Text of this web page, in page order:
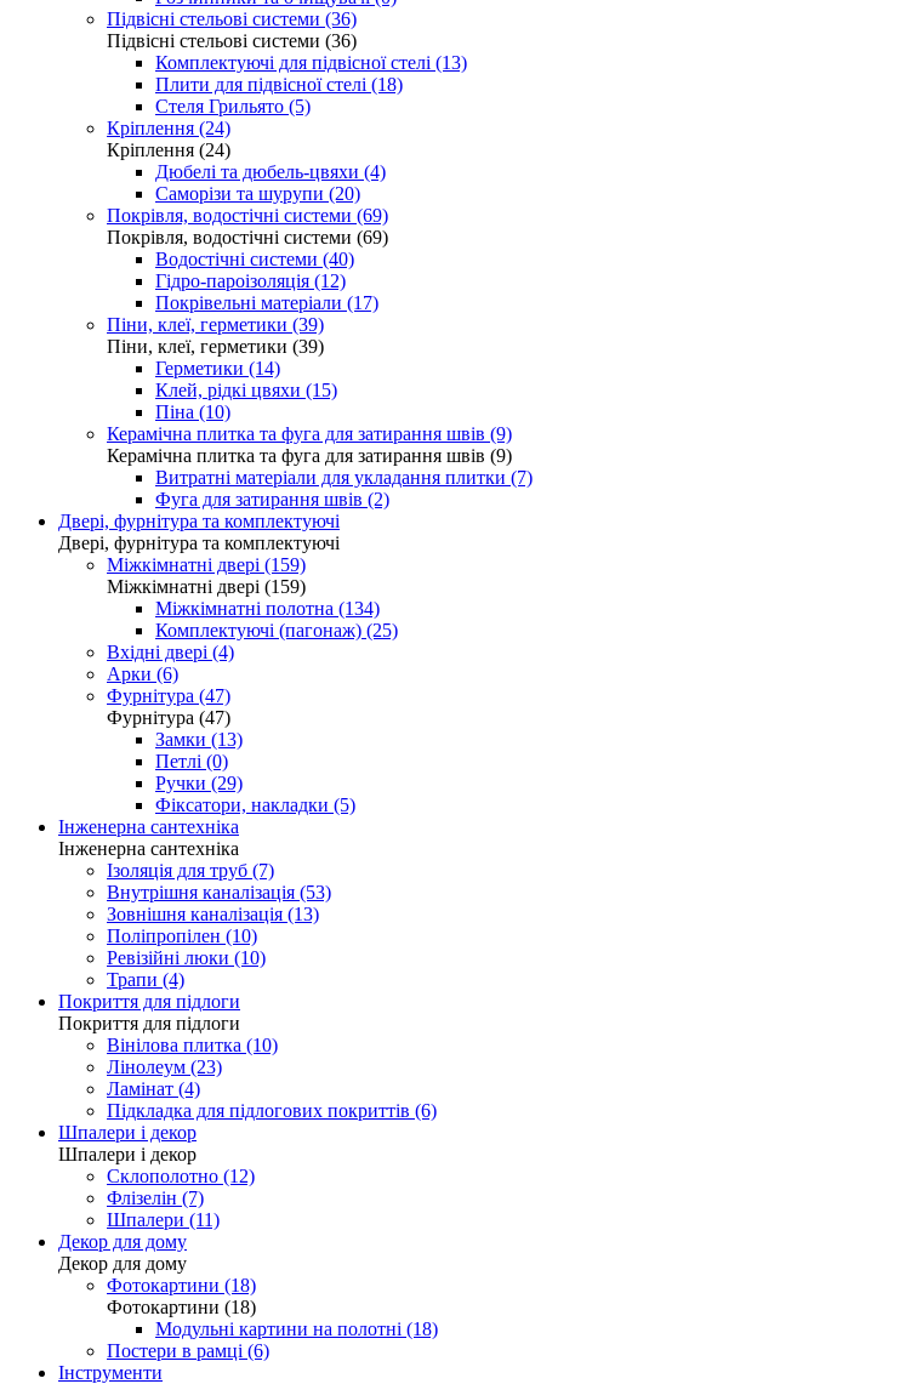
Підвісні стельові системи (36)
Підвісні стельові системи (36)
Комплектуючі для підвісної стелі (13)
Плити для підвісної стелі (18)
Стеля Грильято (5)
Кріплення (24)
Кріплення (24)
Дюбелі та дюбель-цвяхи (4)
Саморізи та шурупи (20)
Покрівля, водостічні системи (69)
Покрівля, водостічні системи (69)
Водостічні системи (40)
Гідро-пароізоляція (12)
Покрівельні матеріали (17)
Піни, клеї, герметики (39)
Піни, клеї, герметики (39)
Герметики (14)
Клей, рідкі цвяхи (15)
Піна (10)
Керамічна плитка та фуга для затирання швів (9)
Керамічна плитка та фуга для затирання швів (9)
Витратні матеріали для укладання плитки (7)
Фуга для затирання швів (2)
Двері, фурнітура та комплектуючі
Двері, фурнітура та комплектуючі
Міжкімнатні двері (159)
Міжкімнатні двері (159)
Міжкімнатні полотна (134)
Комплектуючі (пагонаж) (25)
Вхідні двері (4)
Арки (6)
Фурнітура (47)
Фурнітура (47)
Замки (13)
Петлі (0)
Ручки (29)
Фіксатори, накладки (5)
Інженерна сантехніка
Інженерна сантехніка
Ізоляція для труб (7)
Внутрішня каналізація (53)
Зовнішня каналізація (13)
Поліпропілен (10)
Ревізійні люки (10)
Трапи (4)
Покриття для підлоги
Покриття для підлоги
Вінілова плитка (10)
Лінолеум (23)
Ламінат (4)
Підкладка для підлогових покриттів (6)
Шпалери і декор
Шпалери і декор
Склополотно (12)
Флізелін (7)
Шпалери (11)
Декор для дому
Декор для дому
Фотокартини (18)
Фотокартини (18)
Модульні картини на полотні (18)
Постери в рамці (6)
Інструменти